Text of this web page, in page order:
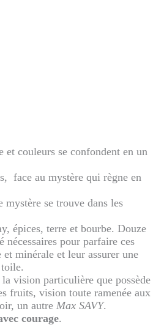
et couleurs se confondent en un
face au mystère qui règne en
se trouve dans les
épices, terre et bourbe. Douze
nécessaires pour parfaire ces
minérale et leur assurer une
vision particulière que possède
fruits, vision toute ramenée aux
un autreMax SAVY.
courage.